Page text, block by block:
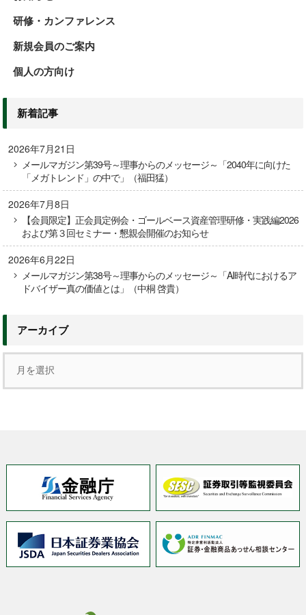
研修・カンファレンス
新規会員のご案内
個人の方向け
新着記事
2026年7月21日
メールマガジン第39号～理事からのメッセージ～「2040年に向けた
「メガトレンド」の中で」（福田猛）
2026年7月8日
【会員限定】正会員定例会・ゴールベース資産管理研修・実践編2026
および第３回セミナー・懇親会開催のお知らせ
2026年6月22日
メールマガジン第38号～理事からのメッセージ～「AI時代におけるア
ドバイザー真の価値とは」（中桐 啓貴）
アーカイブ